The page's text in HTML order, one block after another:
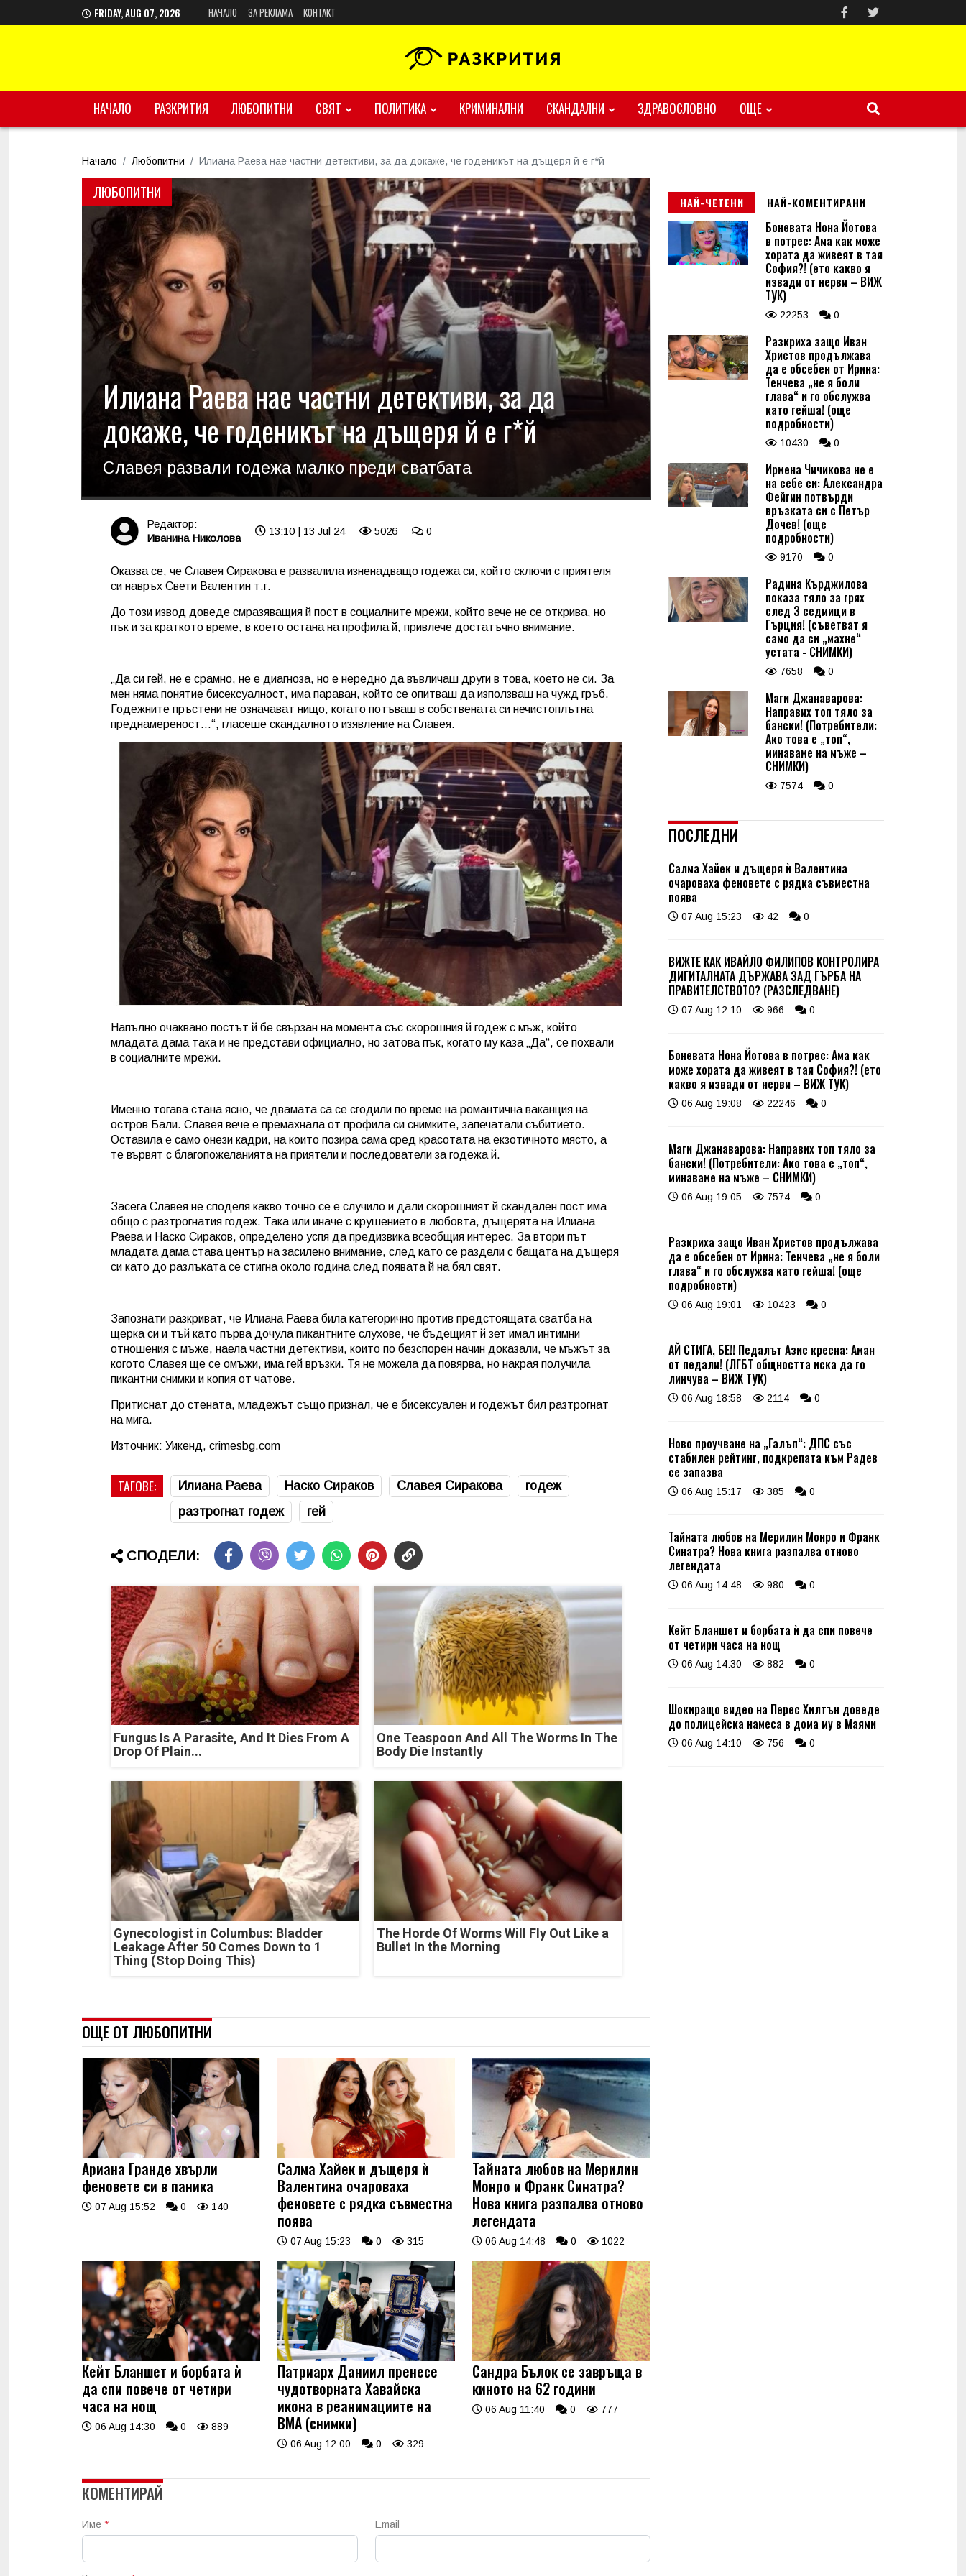
FRIDAY, AUG 07, 2026 НАЧАЛО ЗА РЕКЛАМА КОНТАКТ
НАЧАЛО РАЗКРИТИЯ ЛЮБОПИТНИ СВЯТ ПОЛИТИКА КРИМИНАЛНИ СКАНДАЛНИ ЗДРАВОСЛОВНО ОЩЕ
Начало Любопитни Илиана Раева нае частни детективи, за да докаже, че годеникът на дъщеря й е г*й
ЛЮБОПИТНИ
Илиана Раева нае частни детективи, за да
докаже, че годеникът на дъщеря й е г*й
Славея развали годежа малко преди сватбата
Редактор:
Иванина Николова
13:10 | 13 Jul 24 5026 0
Оказва се, че Славея Сиракова е развалила изненадващо годежа си, който сключи с приятеля
си навръх Свети Валентин т.г.
До този извод доведе смразяващия й пост в социалните мрежи, който вече не се открива, но
пък и за краткото време, в което остана на профила й, привлече достатъчно внимание.
„Да си гей, не е срамно, не е диагноза, но е нередно да въвличаш други в това, което не си. За
мен няма понятие бисексуалност, има параван, който се опитваш да използваш на чужд гръб.
Годежните пръстени не означават нищо, когато потъваш в собствената си нечистоплътна
преднамереност…“, гласеше скандалното изявление на Славея.
Напълно очаквано постът й бе свързан на момента със скорошния й годеж с мъж, който
младата дама така и не представи официално, но затова пък, когато му каза „Да“, се похвали
в социалните мрежи.
Именно тогава стана ясно, че двамата са се сгодили по време на романтична ваканция на
остров Бали. Славея вече е премахнала от профила си снимките, запечатали събитието.
Оставила е само онези кадри, на които позира сама сред красотата на екзотичното място, а
те вървят с благопожеланията на приятели и последователи за годежа й.
Засега Славея не споделя какво точно се е случило и дали скорошният й скандален пост има
общо с разтрогнатия годеж. Така или иначе с крушението в любовта, дъщерята на Илиана
Раева и Наско Сираков, определено успя да предизвика всеобщия интерес. За втори път
младата дама става център на засилено внимание, след като се раздели с бащата на дъщеря
си като до разлъката се стигна около година след появата й на бял свят.
Запознати разкриват, че Илиана Раева била категорично против предстоящата сватба на
щерка си и тъй като първа дочула пикантните слухове, че бъдещият й зет имал интимни
отношения с мъже, наела частни детективи, които по безспорен начин доказали, че мъжът за
когото Славея ще се омъжи, има гей връзки. Тя не можела да повярва, но накрая получила
пикантни снимки и копия от чатове.
Притиснат до стената, младежът също признал, че е бисексуален и годежът бил разтрогнат
на мига.
Източник: Уикенд, crimesbg.com
ТАГОВЕ: Илиана Раева Наско Сираков Славея Сиракова
годеж
разтрогнат годеж
гей
СПОДЕЛИ:
Fungus Is A Parasite, And It Dies From A
Drop Of Plain...
One Teaspoon And All The Worms In The
Body Die Instantly
Gynecologist in Columbus: Bladder
Leakage After 50 Comes Down to 1
Thing (Stop Doing This)
The Horde Of Worms Will Fly Out Like a
Bullet In the Morning
ОЩЕ ОТ ЛЮБОПИТНИ
Ариана Гранде хвърли
феновете си в паника
07 Aug 15:52 0 140
Салма Хайек и дъщеря ѝ
Валентина очароваха
феновете с рядка съвместна
поява
07 Aug 15:23 0 315
Тайната любов на Мерилин
Монро и Франк Синатра?
Нова книга разпалва отново
легендата
06 Aug 14:48 0 1022
Кейт Бланшет и борбата ѝ
да спи повече от четири
часа на нощ
06 Aug 14:30 0 889
Патриарх Даниил пренесе
чудотворната Хавайска
икона в реанимациите на
ВМА (снимки)
06 Aug 12:00 0 329
Сандра Бълок се завръща в
киното на 62 години
06 Aug 11:40 0 777
КОМЕНТИРАЙ
Име * Email
НАЙ-ЧЕТЕНИ НАЙ-КОМЕНТИРАНИ
Боневата Нона Йотова
в потрес: Ама как може
хората да живеят в тая
София?! (ето какво я
извади от нерви – ВИЖ
ТУК)
22253 0
Разкриха защо Иван
Христов продължава
да е обсебен от Ирина:
Тенчева „не я боли
глава“ и го обслужва
като гейша! (още
подробности)
10430 0
Ирмена Чичикова не е
на себе си: Александра
Фейгин потвърди
връзката си с Петър
Дочев! (още
подробности)
9170 0
Радина Кърджилова
показа тяло за грях
след 3 седмици в
Гърция! (съветват я
само да си „махне“
устата - СНИМКИ)
7658 0
Маги Джанаварова:
Направих топ тяло за
бански! (Потребители:
Ако това е „топ“,
минаваме на мъже –
СНИМКИ)
7574 0
ПОСЛЕДНИ
Салма Хайек и дъщеря ѝ Валентина
очароваха феновете с рядка съвместна
поява
07 Aug 15:23 42 0
ВИЖТЕ КАК ИВАЙЛО ФИЛИПОВ КОНТРОЛИРА
ДИГИТАЛНАТА ДЪРЖАВА ЗАД ГЪРБА НА
ПРАВИТЕЛСТВОТО? (РАЗСЛЕДВАНЕ)
07 Aug 12:10 966 0
Боневата Нона Йотова в потрес: Ама как
може хората да живеят в тая София?! (ето
какво я извади от нерви – ВИЖ ТУК)
06 Aug 19:08 22246 0
Маги Джанаварова: Направих топ тяло за
бански! (Потребители: Ако това е „топ“,
минаваме на мъже – СНИМКИ)
06 Aug 19:05 7574 0
Разкриха защо Иван Христов продължава
да е обсебен от Ирина: Тенчева „не я боли
глава“ и го обслужва като гейша! (още
подробности)
06 Aug 19:01 10423 0
АЙ СТИГА, БЕ!! Педалът Азис кресна: Аман
от педали! (ЛГБТ общността иска да го
линчува – ВИЖ ТУК)
06 Aug 18:58 2114 0
Ново проучване на „Галъп“: ДПС със
стабилен рейтинг, подкрепата към Радев
се запазва
06 Aug 15:17 385 0
Тайната любов на Мерилин Монро и Франк
Синатра? Нова книга разпалва отново
легендата
06 Aug 14:48 980 0
Кейт Бланшет и борбата ѝ да спи повече
от четири часа на нощ
06 Aug 14:30 882 0
Шокиращо видео на Перес Хилтън доведе
до полицейска намеса в дома му в Маями
06 Aug 14:10 756 0